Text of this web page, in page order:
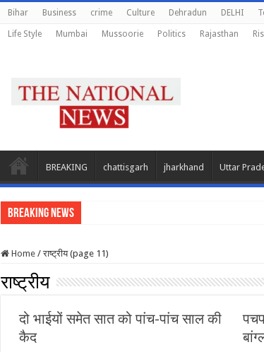
Bihar Business crime Culture Dehradun DELHI
Life Style Mumbai Mussoorie Politics Rajasthan
BREAKING chattisgarh jharkhand Uttar
Breaking News
Home / राष्ट्रीय (page 11)
राष्ट्रीय
दो भाईयों समेत सात को पांच-पांच साल की
कैद